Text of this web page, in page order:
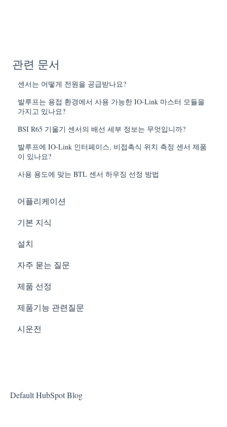
관련 문서
센서는 어떻게 전원을 공급받나요?
발루프는 용접 환경에서 사용 가능한 IO-Link 마스터 모듈을
가지고 있나요?
BSI R65 기울기 센서의 배선 세부 정보는 무엇입니까?
발루프에 IO-Link 인터페이스, 비접촉식 위치 측정 센서 제품
이 있나요?
사용 용도에 맞는 BTL 센서 하우징 선정 방법
어플리케이션
기본 지식
설치
자주 묻는 질문
제품 선정
제품기능 관련질문
시운전
Default HubSpot Blog